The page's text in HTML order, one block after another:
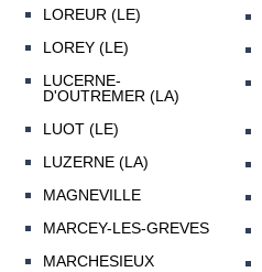
LOREUR (LE)
LOREY (LE)
LUCERNE-
D'OUTREMER (LA)
LUOT (LE)
LUZERNE (LA)
MAGNEVILLE
MARCEY-LES-GREVES
MARCHESIEUX